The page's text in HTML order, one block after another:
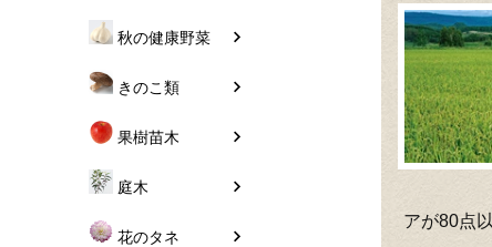
秋の健康野菜
きのこ類
果樹苗木
庭木
花のタネ
アが80点